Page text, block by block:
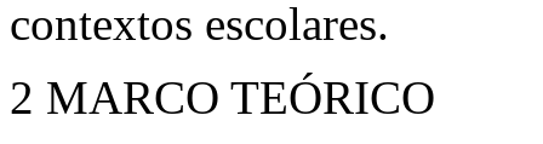
contextos escolares.
2 MARCO TEÓRICO